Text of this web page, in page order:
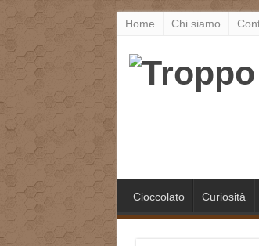
Home Chi siamo
Cioccolato Curiosità